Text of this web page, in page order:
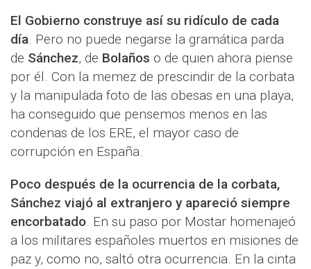
El Gobierno construye así su ridículo de cada
día. Pero no puede negarse la gramática parda
de Sánchez, de Bolaños o de quien ahora piense
por él. Con la memez de prescindir de la corbata
y la manipulada foto de las obesas en una playa,
ha conseguido que pensemos menos en las
condenas de los ERE, el mayor caso de
corrupción en España.
Poco después de la ocurrencia de la corbata,
Sánchez viajó al extranjero y apareció siempre
encorbatado. En su paso por Mostar homenajeó
a los militares españoles muertos en misiones de
paz y, como no, saltó otra ocurrencia. En la cinta